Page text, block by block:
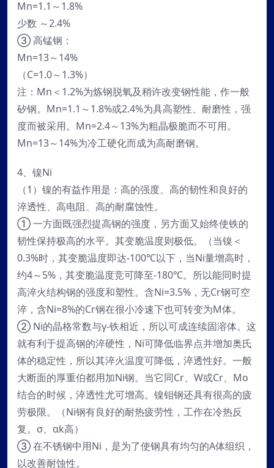
Mn=1.1～1.8%
少数 ～2.4%
③ 高锰钢：
Mn=13～14%
（C=1.0～1.3%）
注：Mn＜1.2%为炼钢脱氧及稍许改变钢性能，作一般
矽钢。Mn=1.1～1.8%或2.4%为具高塑性、耐磨性，强
度而被采用。Mn=2.4～13%为粗晶极脆而不可用。
Mn=13～14%为冷工硬化而成为高耐磨钢。
4、镍Ni
（1）镍的有益作用是：高的强度、高的韧性和良好的
淬透性、高电阻、高的耐腐蚀性。
① 一方面既强烈提高钢的强度，另方面又始终使铁的
韧性保持极高的水平。其变脆温度则极低。（当镍＜
0.3%时，其变脆温度即达-100℃以下，当Ni量增高时，
约4～5%，其变脆温度竞可降至-180℃。所以能同时提
高淬火结构钢的强度和塑性。含Ni=3.5%，无Cr钢可空
淬，含Ni=8%的Cr钢在很小冷速下也可转变为M体。
② Ni的晶格常数与γ-铁相近，所以可成连续固溶体。这
就有利于提高钢的淬硬性，Ni可降低临界点并增加奥氏
体的稳定性，所以其淬火温度可降低，淬透性好。一般
大断面的厚重伯都用加Ni钢。当它同Cr、W或Cr、Mo
结合的时候，淬透性尤可增高。镍钼钢还具有很高的疲
劳极限。（Ni钢有良好的耐热疲劳性，工作在冷热反
复。σ、αk高）
③ 在不锈钢中用Ni，是为了使钢具有均匀的A体组织，
以改善耐蚀性。